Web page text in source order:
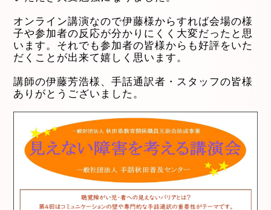
オンライン講演なので伊藤様からすれば会場の様
子や参加者の反応が分かりにくく大変だったと思
います。それでも参加者の皆様からも好評をいた
だくことが出来て嬉しく思います。
講師の伊藤芳浩様、手話通訳者・スタッフの皆様
ありがとうございました。